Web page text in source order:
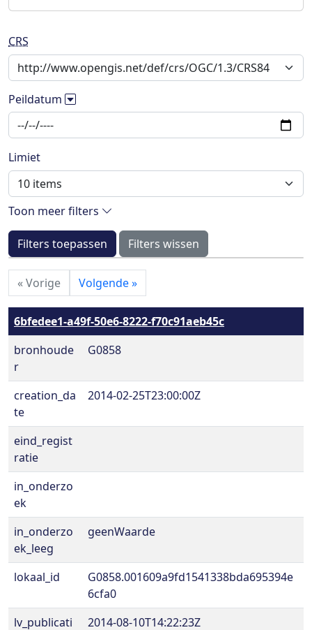
CRS
Peildatum
Limiet
Toon meer filters
Filters toepassen Filters wissen
«Vorige Volgende»
6bfedee1-a49f-50e6-8222-f70c91aeb45c
bronhoude
r
G0858
creation_da
te
2014-02-25T23:00:00Z
eind_regist
ratie
in_onderzo
ek
in_onderzo
ek_leeg
geenWaarde
lokaal_id
G0858.001609a9fd1541338bda695394e
6cfa0
lv_publicati
2014-08-10T14:22:23Z